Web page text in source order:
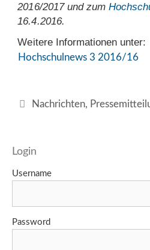
2016/2017 und zum
16.4.2016.
Weitere Informationen unter:
Hochschulnews 3 2016/16
Kategorien
Nachrichten,
Login
Username
Password